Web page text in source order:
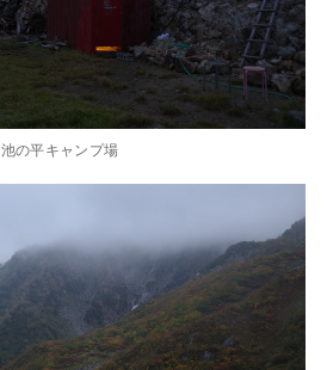
池の平キャンプ場